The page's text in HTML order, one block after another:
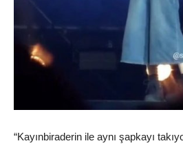
“Kayınbiraderin ile aynı şapkayı